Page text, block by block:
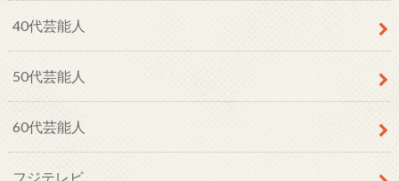
40代芸能人
50代芸能人
60代芸能人
フジテレビ